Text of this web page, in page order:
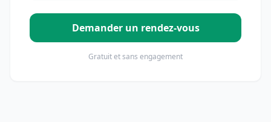
Demander un rendez-vous
Gratuit et sans engagement